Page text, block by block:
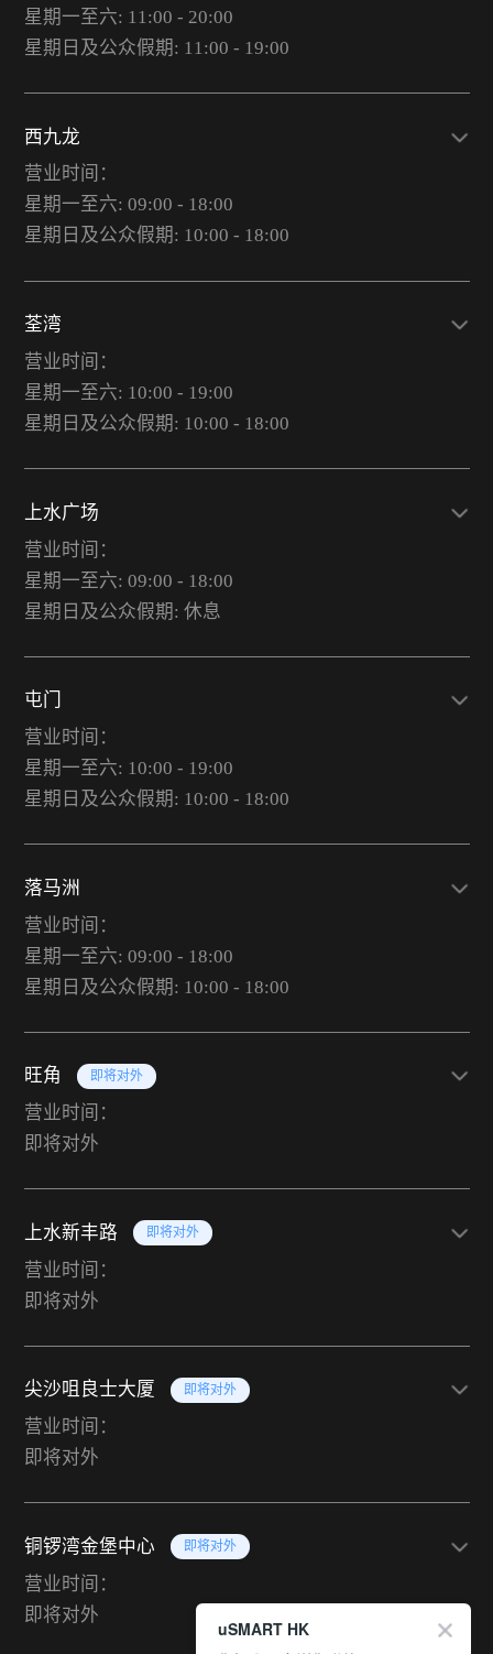
星期一至六: 11:00 - 20:00
星期日及公众假期: 11:00 - 19:00
西九龙
营业时间：
星期一至六: 09:00 - 18:00
星期日及公众假期: 10:00 - 18:00
荃湾
营业时间：
星期一至六: 10:00 - 19:00
星期日及公众假期: 10:00 - 18:00
上水广场
营业时间：
星期一至六: 09:00 - 18:00
星期日及公众假期: 休息
屯门
营业时间：
星期一至六: 10:00 - 19:00
星期日及公众假期: 10:00 - 18:00
落马洲
营业时间：
星期一至六: 09:00 - 18:00
星期日及公众假期: 10:00 - 18:00
旺角 即将对外
营业时间：
即将对外
上水新丰路 即将对外
营业时间：
即将对外
尖沙咀良士大厦 即将对外
营业时间：
即将对外
铜锣湾金堡中心 即将对外
营业时间：
即将对外
uSMART HK